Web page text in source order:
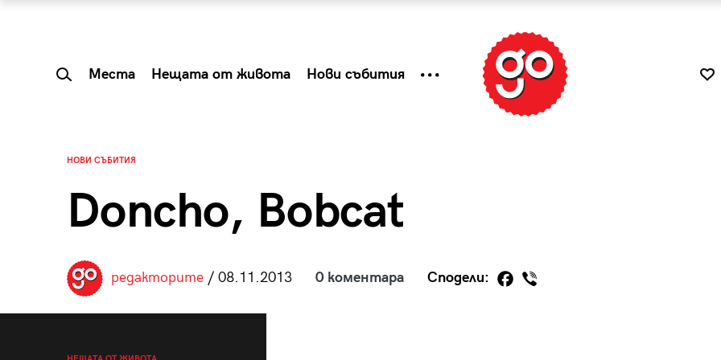
Места Нещата от живота Нови събития
НОВИ СЪБИТИЯ
Doncho, Bobcat
редакторите/ 08.11.2013 0 коментара Сподели: